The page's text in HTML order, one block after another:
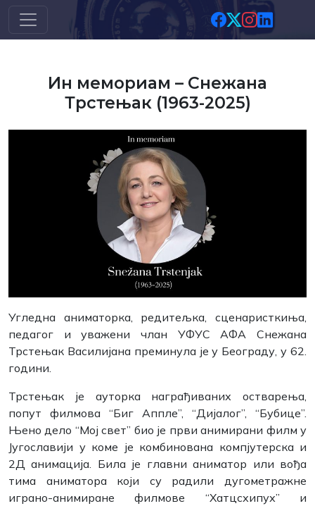
Скип то маин цонтент
Ин мемориам – Снежана
Трстењак (1963-2025)
Угледна аниматорка, редитељка, сценаристкиња,
педагог и уважени члан УФУС АФА Снежана
Трстењак Василијана преминула је у Београду, у 62.
години.
Трстењак је ауторка награђиваних остварења,
попут филмова “Биг Аппле”, “Дијалог”, “Бубице”.
Њено дело “Мој свет” био је први анимирани филм у
Југославији у коме је комбинована компјутерска и
2Д анимација. Била је главни аниматор или вођа
тима аниматора који су радили дугометражне
играно-анимиране филмове “Хатцсхипух” и